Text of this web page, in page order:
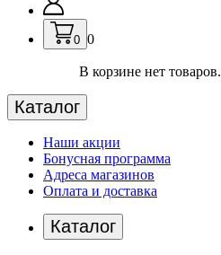
0 0
В корзине нет товаров.
Каталог
Наши акции
Бонусная программа
Адреса магазинов
Оплата и доставка
Каталог